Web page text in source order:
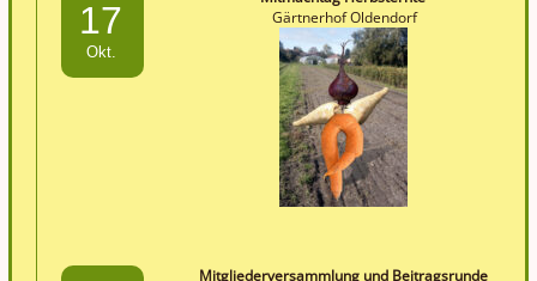
17
Okt.
Gärtnerhof Oldendorf
Mitgliederversammlung und Beitragsrunde